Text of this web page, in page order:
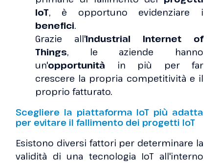
IoT, è opportuno evidenziare i
benefici.
Grazie all'Industrial Internet of
Things, le aziende hanno
un'opportunità in più per far
crescere la propria competitività e il
proprio fatturato.
Scegliere la piattaforma IoT più adatta
per evitare il fallimento dei progetti IoT
Esistono diversi fattori per determinare la
validità di una tecnologia IoT all'interno